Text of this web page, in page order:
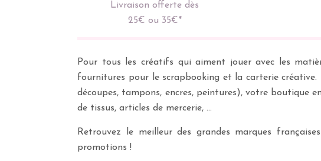
Livraison offerte dès
25€ ou 35€*
Pour tous les créatifs qui aiment jouer avec les
fournitures pour le scrapbooking et la carterie
découpes, tampons, encres, peintures), votre boutique
de tissus, articles de mercerie, …
Retrouvez le meilleur des grandes marques
promotions !